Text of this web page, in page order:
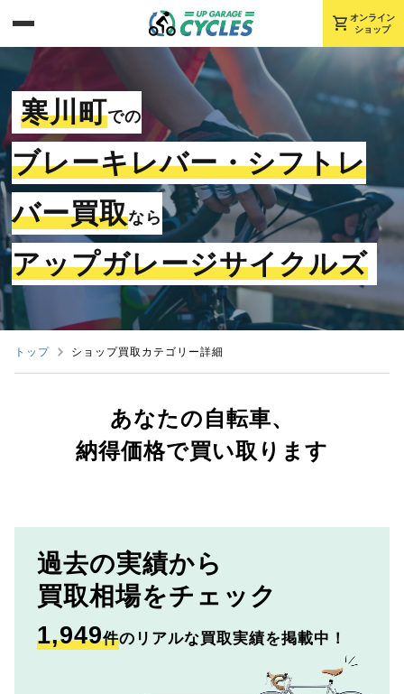
shopping_cart オンライン
ショップ
寒川町での
ブレーキレバー・シフトレ
バー買取なら
アップガレージサイクルズ
トップ ショップ買取カテゴリー詳細
あなたの自転車、
納得価格で買い取ります
過去の実績から
買取相場をチェック
1,949件のリアルな買取実績を掲載中！